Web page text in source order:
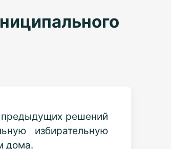
предыдущих решений
избирательную
дома.